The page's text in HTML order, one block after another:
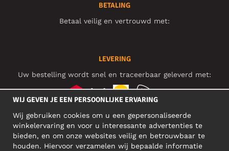
BETALING
Betaal veilig en vertrouwd met:
LEVERING
Uw bestelling wordt snel en traceerbaar geleverd met:
SOCIAL MEDIA
WIJ GEVEN JE EEN PERSOONLIJKE ERVARING
Wij gebruiken cookies om u een gepersonaliseerde
winkelervaring en voor u interessante advertenties te
bieden, en om onze websites veilig en betrouwbaar te
houden. Hiervoor verzamelen wij bepaalde informatie